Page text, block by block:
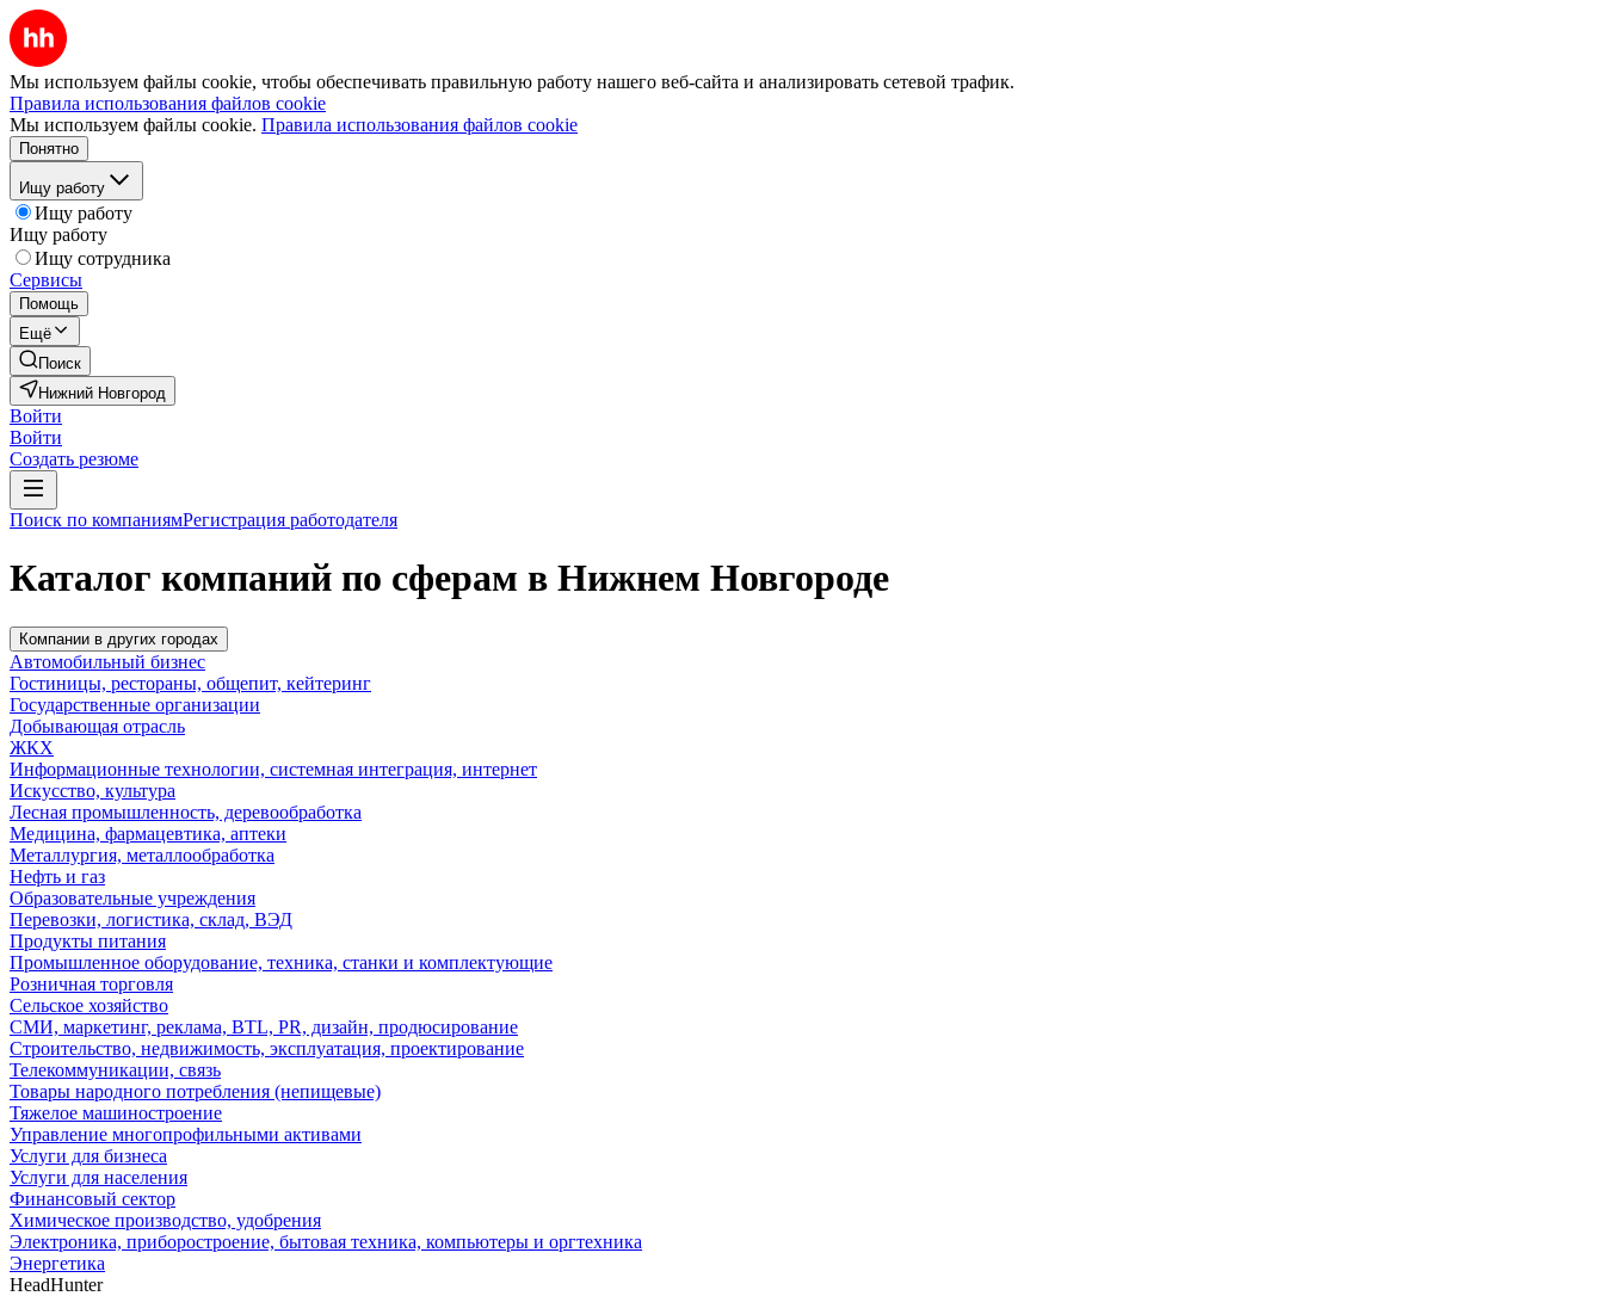
Мы используем файлы cookie, чтобы обеспечивать правильную работу нашего веб-сайта и анализировать сетевой трафик.
Правила использования файлов cookie
Мы используем файлы cookie. Правила использования файлов cookie
Понятно
Ищу работу
Ищу работу
Ищу работу
Ищу сотрудника
Сервисы
Помощь
Ещё
Поиск
Нижний Новгород
Войти
Войти
Создать резюме
Поиск по компаниямРегистрация работодателя
Каталог компаний по сферам в Нижнем Новгороде
Компании в других городах
Автомобильный бизнес
Гостиницы, рестораны, общепит, кейтеринг
Государственные организации
Добывающая отрасль
ЖКХ
Информационные технологии, системная интеграция, интернет
Искусство, культура
Лесная промышленность, деревообработка
Медицина, фармацевтика, аптеки
Металлургия, металлообработка
Нефть и газ
Образовательные учреждения
Перевозки, логистика, склад, ВЭД
Продукты питания
Промышленное оборудование, техника, станки и комплектующие
Розничная торговля
Сельское хозяйство
СМИ, маркетинг, реклама, BTL, PR, дизайн, продюсирование
Строительство, недвижимость, эксплуатация, проектирование
Телекоммуникации, связь
Товары народного потребления (непищевые)
Тяжелое машиностроение
Управление многопрофильными активами
Услуги для бизнеса
Услуги для населения
Финансовый сектор
Химическое производство, удобрения
Электроника, приборостроение, бытовая техника, компьютеры и оргтехника
Энергетика
HeadHunter